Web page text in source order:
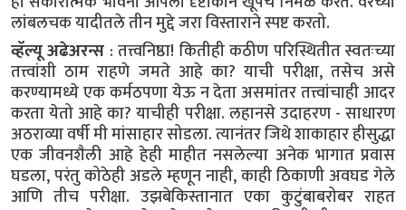
लांबलचक यादीतले तीन मुद्दे जरा विस्ताराने स्पष्ट करतो.
व्हॅल्यू अढेअरन्स : तत्त्वनिष्ठा! कितीही कठीण परिस्थितीत स्वतःच्या
तत्त्वांशी ठाम राहणे जमते आहे का? याची परीक्षा, तसेच असे
करण्यामध्ये एक कर्मठपणा येऊ न देता असमांतर तत्त्वांचाही आदर
करता येतो आहे का? याचीही परीक्षा. लहानसे उदाहरण - साधारण
अठराव्या वर्षी मी मांसाहार सोडला. त्यानंतर जिथे शाकाहार हीसुद्धा
एक जीवनशैली आहे हेही माहीत नसलेल्या अनेक भागात प्रवास
घडला, परंतु कोठेही अडले म्हणून नाही, काही ठिकाणी अवघड गेले
आणि तीच परीक्षा. उझबेकिस्तानात एका कुटुंबाबरोबर राहत